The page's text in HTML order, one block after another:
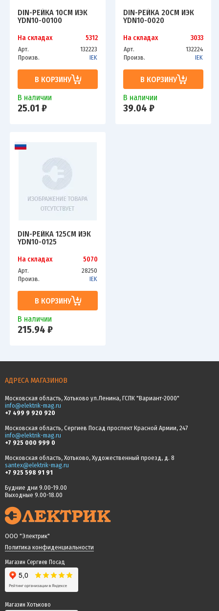
DIN-РЕЙКА 10СМ ИЭК
YDN10-00100
На складах 5312
Арт.
132223
Произв.
IEK
В КОРЗИНУ
В наличии
25.01 ₽
DIN-РЕЙКА 20СМ ИЭК
YDN10-0020
На складах 3033
Арт.
132224
Произв.
IEK
В КОРЗИНУ
В наличии
39.04 ₽
DIN-РЕЙКА 125СМ ИЭК
YDN10-0125
На складах 5070
Арт.
28250
Произв.
IEK
В КОРЗИНУ
В наличии
215.94 ₽
АДРЕСА МАГАЗИНОВ
Московская область, Хотьково ул.Ленина, ГСПК "Вариант-2000"
info@elektrik-mag.ru
+7 499 9 920 920
Московская область, Сергиев Посад проспект Красной Армии, 247
info@elektrik-mag.ru
+7 925 000 999 0
Московская область, Хотьково, Художественный проезд, д. 8
santex@elektrik-mag.ru
+7 925 598 91 91
Будние дни 9.00-19.00
Выходные 9.00-18.00
ООО "Электрик"
Политика конфиденциальности
Магазин Сергиев Посад
Магазин Хотьково